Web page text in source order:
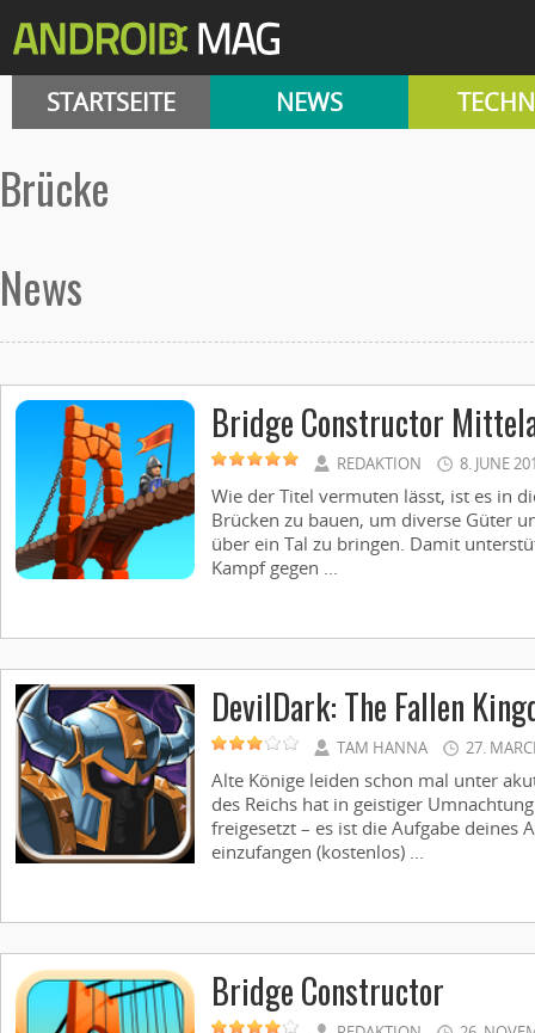
STARTSEITE NEWS
Brücke
News
Bridge Constructor
REDAKTION 8. JUNE
Wie der Titel vermuten lässt, ist es in
Brücken zu bauen, um diverse Güter
über ein Tal zu bringen. Damit
Kampf gegen ...
DevilDark: The Fallen
TAM HANNA 27.
Alte Könige leiden schon mal unter
des Reichs hat in geistiger
freigesetzt – es ist die Aufgabe deines
einzufangen (kostenlos) ...
Bridge Constructor